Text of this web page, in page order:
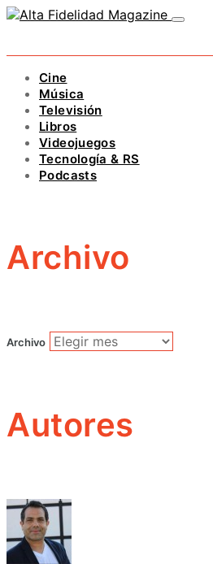
Cine
Música
Televisión
Libros
Videojuegos
Tecnología & RS
Podcasts
Archivo
Archivo
Autores